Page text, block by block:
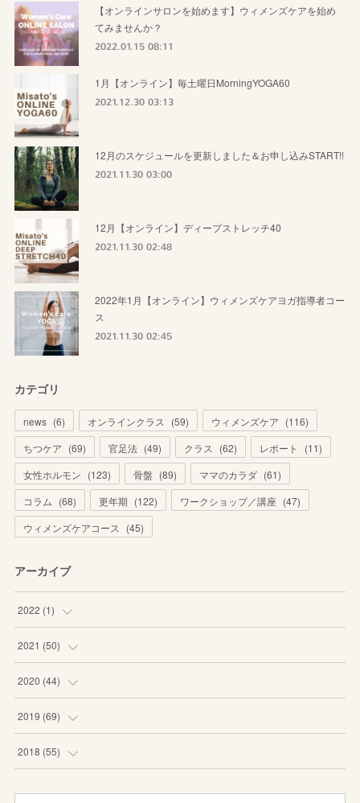
【オンラインサロンを始めます】ウィメンズケアを始め
てみませんか？
2022.01.15 08:11
1月【オンライン】毎土曜日MorningYOGA60
2021.12.30 03:13
12月のスケジュールを更新しました＆お申し込みSTART!!
2021.11.30 03:00
12月【オンライン】ディープストレッチ40
2021.11.30 02:48
2022年1月【オンライン】ウィメンズケアヨガ指導者コー
ス
2021.11.30 02:45
カテゴリ
news (6) オンラインクラス (59) ウィメンズケア (116)
ちつケア (69) 官足法 (49) クラス (62) レポート (11)
女性ホルモン (123) 骨盤 (89) ママのカラダ (61)
コラム (68) 更年期 (122) ワークショップ／講座 (47)
ウィメンズケアコース
(45)
アーカイブ
2022 (1)
(1
2021 (50)
(1
(8
(6
2020 (44)
(3
(1
2019 (69)
(8
2018 (55)